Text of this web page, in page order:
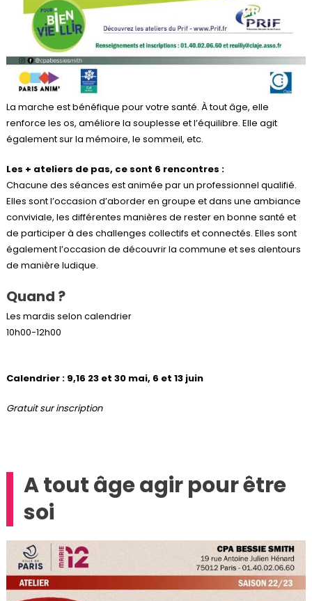
La marche est bénéfique pour votre santé. À tout âge, elle
renforce les os, améliore la souplesse et l’équilibre. Elle agit
également sur la mémoire, le sommeil, etc.
Les + ateliers de pas, ce sont 6 rencontres :
Chacune des séances est animée par un professionnel qualifié.
Elles sont l’occasion d’aborder en groupe et dans une ambiance
conviviale, les différentes manières de rester en bonne santé et
de participer à des challenges collectifs et connectés. Elles sont
également l’occasion de découvrir la commune et ses alentours
de manière ludique.
Quand ?
Les mardis selon calendrier
10h00-12h00
Calendrier : 9,16 23 et 30 mai, 6 et 13 juin
Gratuit sur inscription
A tout âge agir pour être
soi